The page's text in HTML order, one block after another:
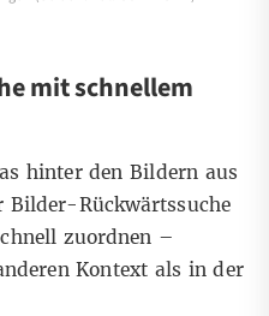
mit schnellem
hinter den Bildern aus
Bilder-Rückwärtssuche
zuordnen –
Kontext als in der